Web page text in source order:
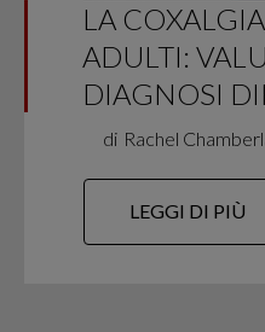
LA
ADULTI:
DIAGNOSI
di Rachel
LEGGI DI PIÙ